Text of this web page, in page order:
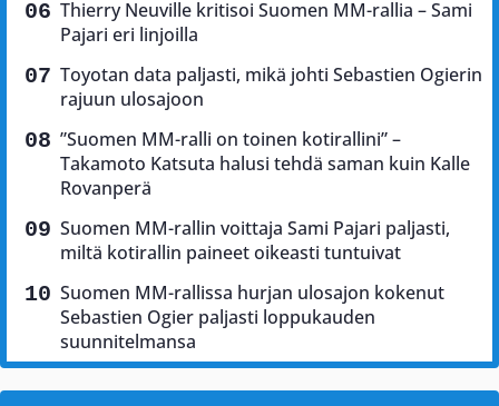
Thierry Neuville kritisoi Suomen MM-rallia – Sami
Pajari eri linjoilla
Toyotan data paljasti, mikä johti Sebastien Ogierin
rajuun ulosajoon
”Suomen MM-ralli on toinen kotirallini” –
Takamoto Katsuta halusi tehdä saman kuin Kalle
Rovanperä
Suomen MM-rallin voittaja Sami Pajari paljasti,
miltä kotirallin paineet oikeasti tuntuivat
Suomen MM-rallissa hurjan ulosajon kokenut
Sebastien Ogier paljasti loppukauden
suunnitelmansa